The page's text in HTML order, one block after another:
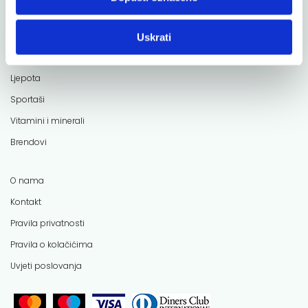
Uskrati
Oralna higijena
Ljepota
Sportaši
Vitamini i minerali
Brendovi
O nama
Kontakt
Pravila privatnosti
Pravila o kolačićima
Uvjeti poslovanja